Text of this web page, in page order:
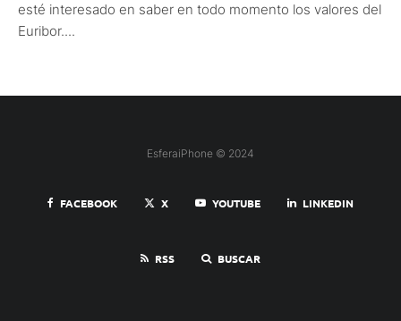
esté interesado en saber en todo momento los valores del
Euribor....
EsferaiPhone © 2024
FACEBOOK X YOUTUBE LINKEDIN
RSS BUSCAR